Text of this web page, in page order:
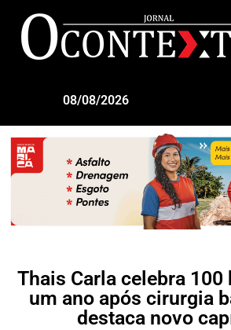
08/08/2026
Thais Carla celebra 100
um ano após cirurgia
destaca novo